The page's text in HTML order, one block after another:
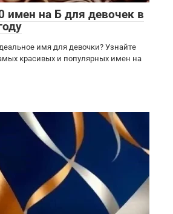
имен на Б для девочек в
имя для девочки? Узнайте
красивых и популярных имен на